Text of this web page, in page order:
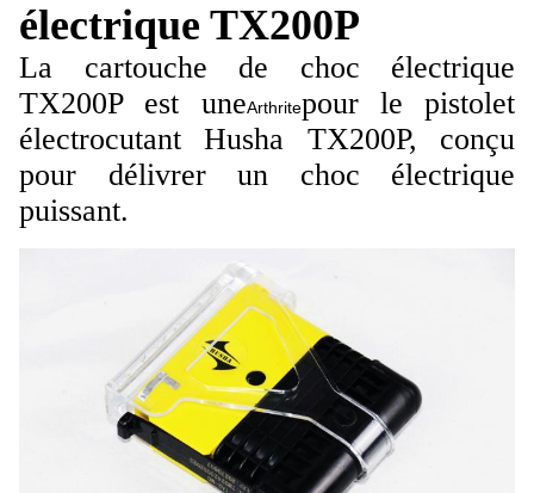
électrique TX200P
La cartouche de choc électrique
TX200P est uneArthritepour le pistolet
électrocutant Husha TX200P, conçu
pour délivrer un choc électrique
puissant.